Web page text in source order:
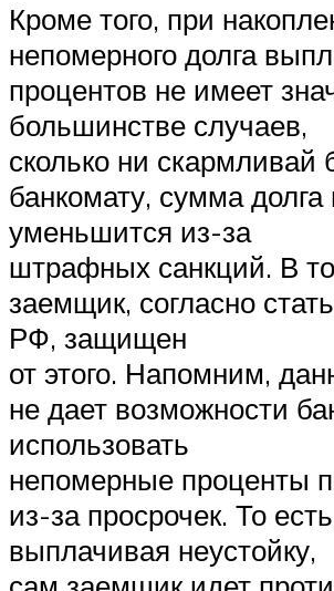
Кроме того, при
непомерного долга
процентов не имеет
большинстве случаев,
сколько ни скармливай
банкомату, сумма долга
уменьшится из-за
штрафных санкций. В
заемщик, согласно
РФ, защищен
от этого. Напомним,
не дает возможности
использовать
непомерные проценты
из-за просрочек. То
выплачивая неустойку,